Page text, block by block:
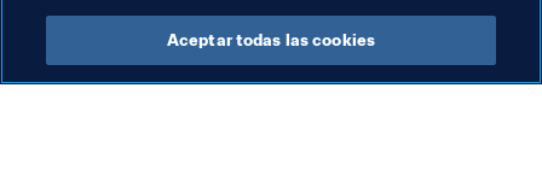
Aceptar todas las cookies